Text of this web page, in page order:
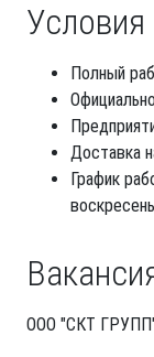
Полный
Доставка
График
ООО "СКТ